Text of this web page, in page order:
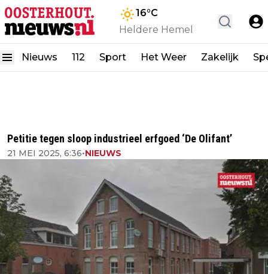
16°C
Heldere Hemel
Nieuws 112 Sport Het Weer Zakelijk
Petitie tegen sloop industrieel erfgoed ‘De Olifant’
21 MEI 2025, 6:36•NIEUWS